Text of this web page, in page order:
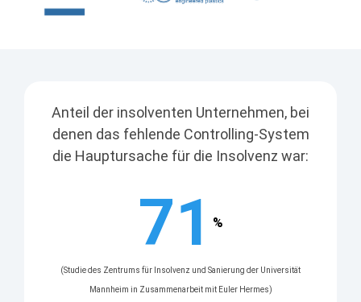
Anteil der insolventen Unternehmen, bei
denen das fehlende Controlling-System
die Hauptursache für die Insolvenz war:
75 %
(Studie des Zentrums für Insolvenz und Sanierung der Universität
Mannheim in Zusammenarbeit mit Euler Hermes)